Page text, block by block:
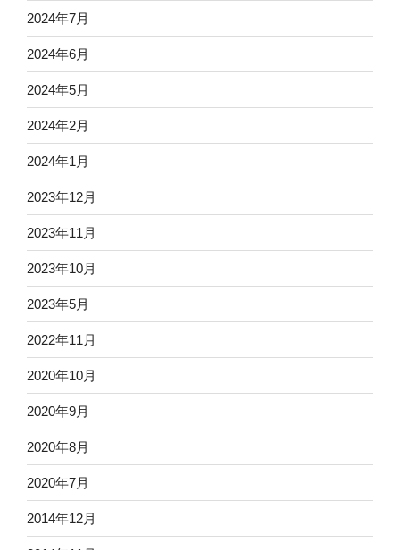
2024年7月
2024年6月
2024年5月
2024年2月
2024年1月
2023年12月
2023年11月
2023年10月
2023年5月
2022年11月
2020年10月
2020年9月
2020年8月
2020年7月
2014年12月